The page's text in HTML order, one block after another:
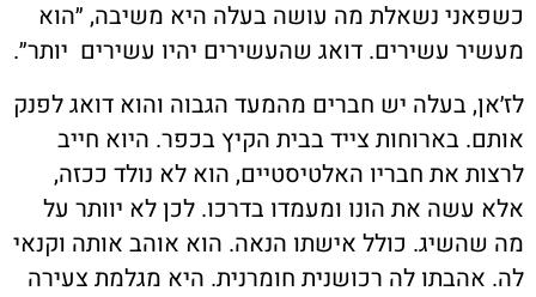
כשפאני נשאלת מה עושה בעלה היא משיבה, ״הוא
מעשיר עשירים. דואג שהעשירים יהיו עשירים יותר״.
לז׳אן, בעלה יש חברים מהמעד הגבוה והוא דואג לפנק
אותם. בארוחות צייד בבית הקיץ בכפר. היוא חייב
לרצות את חבריו האלטיסטיים, הוא לא נולד ככזה,
אלא עשה את הונו ומעמדו בדרכו. לכן לא יוותר על
מה שהשיג. כולל אישתו הנאה. הוא אוהב אותה וקנאי
לה. אהבתו לה רכושנית חומרנית. היא מגלמת צעירה